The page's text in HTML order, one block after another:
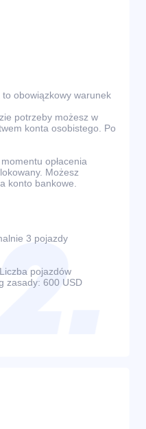
obowiązkowy warunek
potrzeby możesz w
konta osobistego. Po
opłacenia
Możesz
konto bankowe.
3 pojazdy
pojazdów
zasady: 600 USD